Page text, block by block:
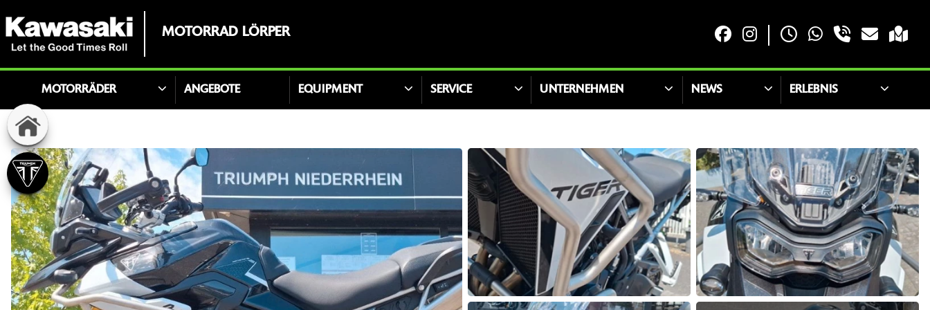
MOTORRAD LÖRPER
MOTORRÄDER ANGEBOTE EQUIPMENT SERVICE UNTERNEHMEN NEWS ERLEBNIS